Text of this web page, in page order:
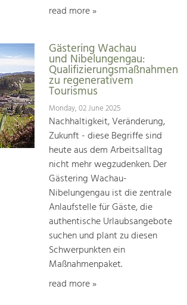
read more »
Gästering Wachau
und Nibelungengau:
Qualifizierungsmaßnahmen
zu regenerativem
Tourismus
Monday, 02 June 2025
Nachhaltigkeit, Veränderung,
Zukunft - diese Begriffe sind
heute aus dem Arbeitsalltag
nicht mehr wegzudenken. Der
Gästering Wachau-
Nibelungengau ist die zentrale
Anlaufstelle für Gäste, die
authentische Urlaubsangebote
suchen und plant zu diesen
Schwerpunkten ein
Maßnahmenpaket.
read more »